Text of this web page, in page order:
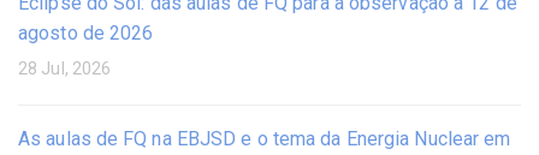
agosto de 2026
28 Jul, 2026
As aulas de FQ na EBJSD e o tema da Energia Nuclear em